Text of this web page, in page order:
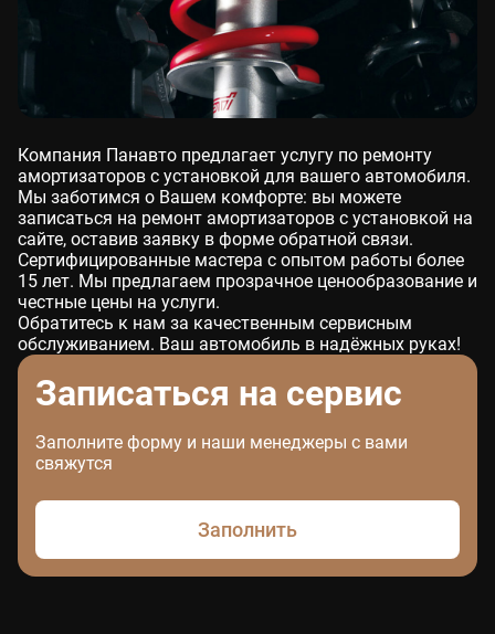
Компания Панавто предлагает услугу по ремонту
амортизаторов с установкой для вашего автомобиля.
Мы заботимся о Вашем комфорте: вы можете
записаться на ремонт амортизаторов с установкой на
сайте, оставив заявку в форме обратной связи.
Сертифицированные мастера с опытом работы более
15 лет. Мы предлагаем прозрачное ценообразование и
честные цены на услуги.
Обратитесь к нам за качественным сервисным
обслуживанием. Ваш автомобиль в надёжных руках!
Записаться на сервис
Заполните форму и наши менеджеры с вами
свяжутся
Заполнить